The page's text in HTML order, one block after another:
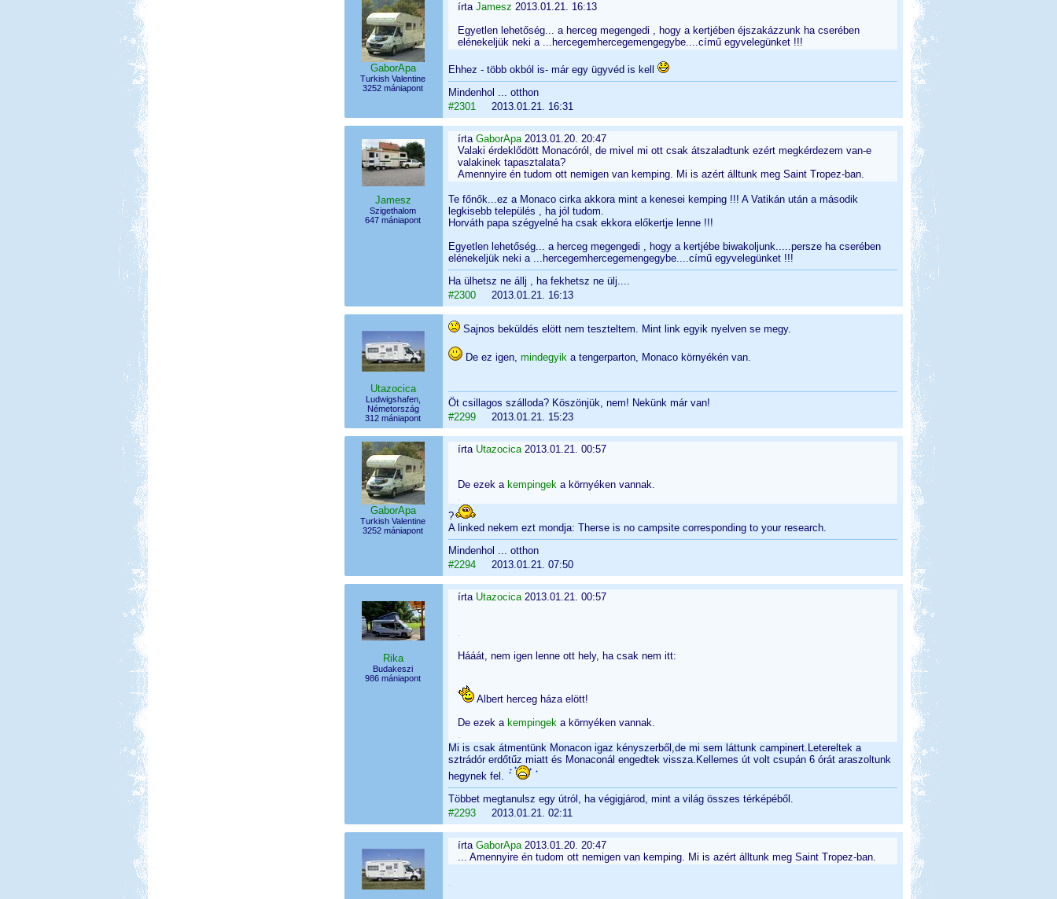
GaborApa
Turkish Valentine
3252 mániapont
írta Jamesz 2013.01.21. 16:13
Egyetlen lehetőség... a herceg megengedi , hogy a kertjében éjszakázzunk ha cserében
elénekeljük neki a ...hercegemhercegemengegybe....című egyvelegünket !!!
Ehhez - több okból is- már egy ügyvéd is kell
Mindenhol ... otthon
#23012013.01.21. 16:31
Jamesz
Szigethalom
647 mániapont
írta GaborApa2013.01.20. 20:47
Valaki érdeklődött Monacóról, de mivel mi ott csak átszaladtunk ezért megkérdezem van-e
valakinek tapasztalata?
Amennyire én tudom ott nemigen van kemping. Mi is azért álltunk meg Saint Tropez-ban.
Te főnők...ez a Monaco cirka akkora mint a kenesei kemping !!! A Vatikán után a második
legkisebb település , ha jól tudom.
Horváth papa szégyelné ha csak ekkora előkertje lenne !!!
Egyetlen lehetőség... a herceg megengedi , hogy a kertjébe biwakoljunk.....persze ha cserében
elénekeljük neki a ...hercegemhercegemengegybe....című egyvelegünket !!!
Ha ülhetsz ne állj , ha fekhetsz ne ülj....
#23002013.01.21. 16:13
Utazocica
Ludwigshafen,
Németország
312 mániapont
Sajnos beküldés elött nem teszteltem. Mint link egyik nyelven se megy.
De ez igen, mindegyika tengerparton, Monaco környékén van.
Öt csillagos szálloda? Köszönjük, nem! Nekünk már van!
#22992013.01.21. 15:23
GaborApa
Turkish Valentine
3252 mániapont
írta Utazocica2013.01.21. 00:57
De ezek a kempingeka környéken vannak.
.
?
A linked nekem ezt mondja: Therse is no campsite corresponding to your research.
Mindenhol ... otthon
#22942013.01.21. 07:50
Rika
Budakeszi
986 mániapont
írta Utazocica2013.01.21. 00:57
.
Hááát, nem igen lenne ott hely, ha csak nem itt:
Albert herceg háza elött!
De ezek a kempingeka környéken vannak.
.
Mi is csak átmentünk Monacon igaz kényszerből,de mi sem láttunk campinert.Letereltek a
sztrádór erdőtűz miatt és Monaconál engedtek vissza.Kellemes út volt csupán 6 órát araszoltunk
hegynek fel.
Többet megtanulsz egy útról, ha végigjárod, mint a világ összes térképéből.
#22932013.01.21. 02:11
írta GaborApa2013.01.20. 20:47
... Amennyire én tudom ott nemigen van kemping. Mi is azért álltunk meg Saint Tropez-ban.
.